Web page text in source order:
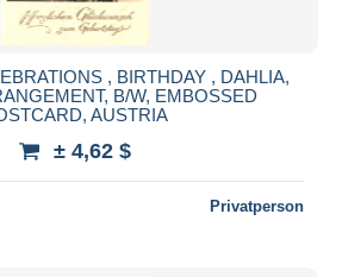
, BIRTHDAY , DAHLIA,
B/W, EMBOSSED
AUSTRIA
± 4,62 $
Privatperson